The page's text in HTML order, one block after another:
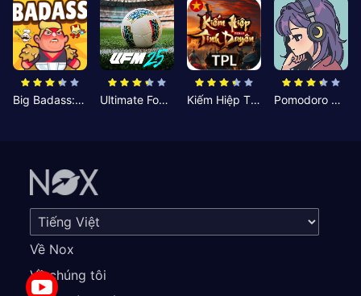
Big Badass: Game AFK Idle RPG Ultimate Football Manager Kiếm Hiệp Tình Duyên Pomodoro Nhỏ: Giờ Tập Trung
Về Nox
Về chúng tôi